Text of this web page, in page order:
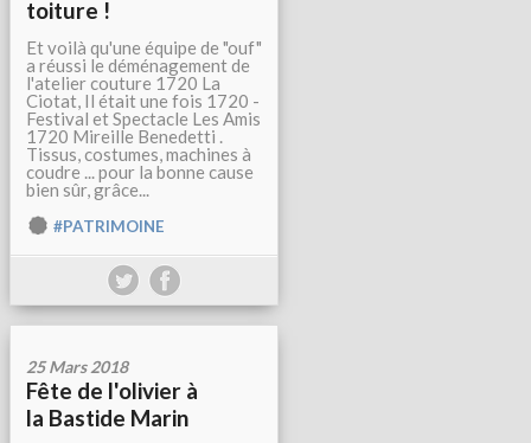
toiture !
Et voilà qu'une équipe de "ouf"
a réussi le déménagement de
l'atelier couture 1720 La
Ciotat, Il était une fois 1720 -
Festival et Spectacle Les Amis
1720 Mireille Benedetti .
Tissus, costumes, machines à
coudre ... pour la bonne cause
bien sûr, grâce...
#PATRIMOINE
25 Mars 2018
Fête de l'olivier à
la Bastide Marin